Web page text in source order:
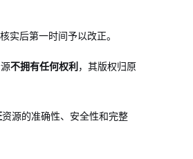
实后第一时间予以改正。
不拥有任何权利 ，其版权归原
资源的准确性、安全性和完整